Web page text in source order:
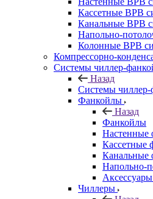
Кассетные ВРВ
Канальные ВРВ
Напольно-
Колонные ВРВ
Компрессорно-
Системы чиллер-
Назад
Системы чиллер-
Фанкойлы
Назад
Фанкойлы
Настенные
Кассетные
Канальные
Напольно-
Чиллеры